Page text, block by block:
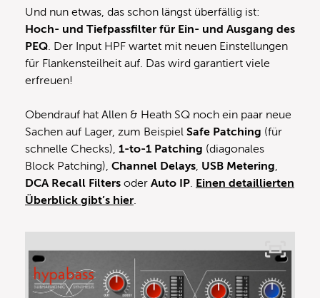
Und nun etwas, das schon längst überfällig ist:
Hoch- und Tiefpassfilter für Ein- und Ausgang des
PEQ. Der Input HPF wartet mit neuen Einstellungen
für Flankensteilheit auf. Das wird garantiert viele
erfreuen!
Obendrauf hat Allen & Heath SQ noch ein paar neue
Sachen auf Lager, zum Beispiel Safe Patching (für
schnelle Checks), 1-to-1 Patching (diagonales
Block Patching), Channel Delays, USB Metering,
DCA Recall Filters oder Auto IP. Einen detaillierten
Überblick gibt’s hier.